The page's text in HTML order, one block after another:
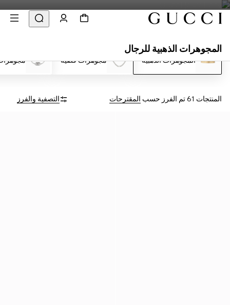
المجوهرات الذهبية للرجال
المجوهرات الذهبية مجوهرات فضية
المنتجات 61 تم الفرز حسب المقترحات التصفية والفرز